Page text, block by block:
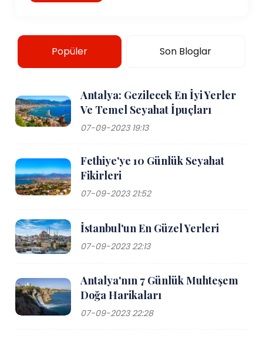
Popüler Son Bloglar
Antalya: Gezilecek En İyi Yerler
Ve Temel Seyahat İpuçları
07-09-2023 19:13
Fethiye'ye 10 Günlük Seyahat
Fikirleri
07-09-2023 21:52
İstanbul'un En Güzel Yerleri
07-09-2023 22:13
Antalya'nın 7 Günlük Muhteşem
Doğa Harikaları
07-09-2023 22:28